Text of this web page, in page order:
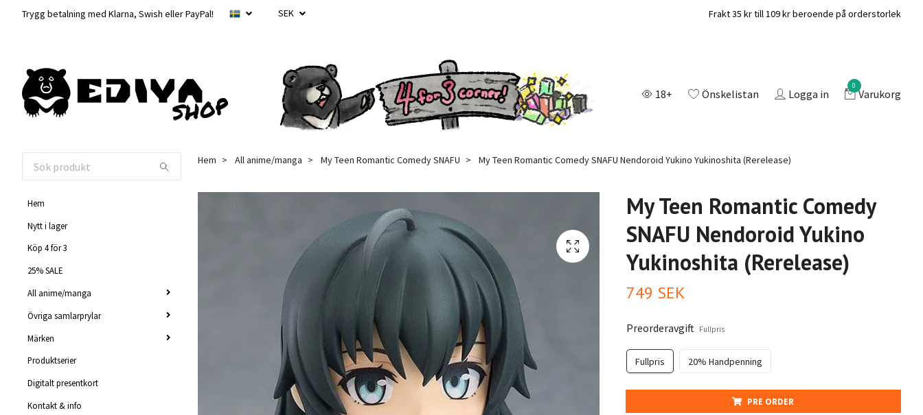
Trygg betalning med Klarna, Swish eller PayPal! SEK Frakt 35 kr till 109 kr beroende på orderstorlek
18+ Önskelistan Logga in
0
Varukorg
Hem
Nytt i lager
Köp 4 för 3
25% SALE
All anime/manga
Övriga samlarprylar
Märken
Produktserier
Digitalt presentkort
Kontakt & info
Hem All anime/manga My Teen Romantic Comedy SNAFU My Teen Romantic Comedy SNAFU Nendoroid Yukino Yukinoshita (Rerelease)
My Teen Romantic Comedy
SNAFU Nendoroid Yukino
Yukinoshita (Rerelease)
749 SEK
Preorderavgift Fullpris
Fullpris 20% Handpenning
PRE ORDER